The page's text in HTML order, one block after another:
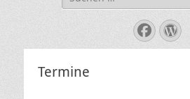
nach:
Termine